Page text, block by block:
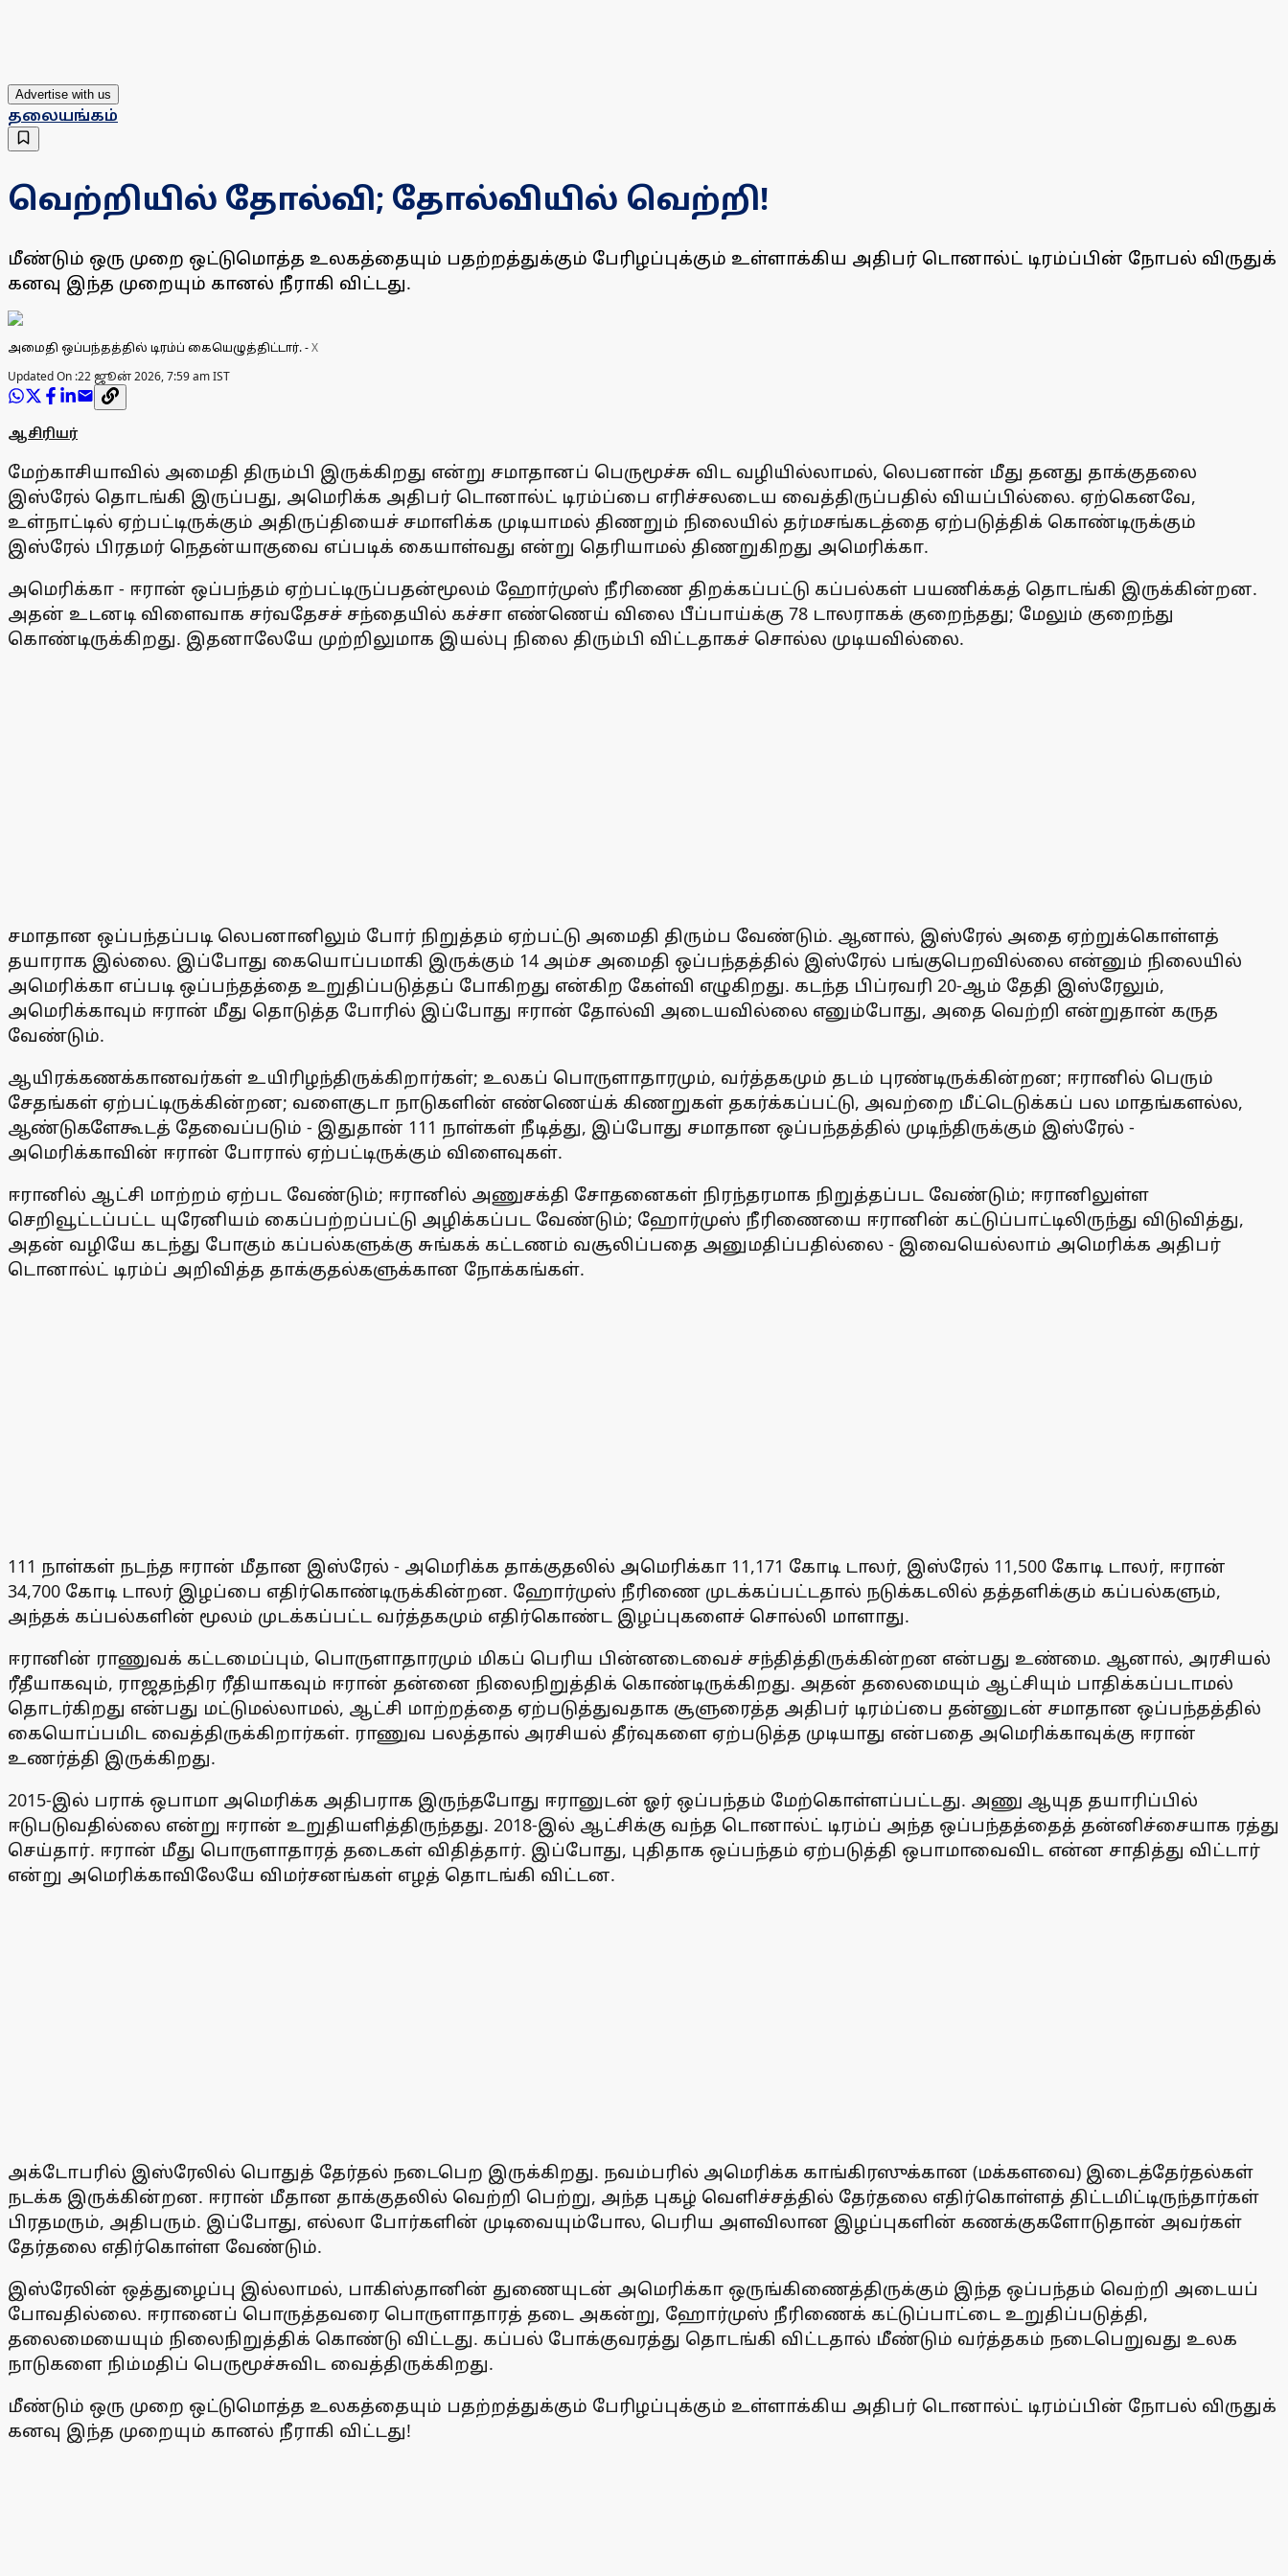
Advertise with us
தலையங்கம்
வெற்​றி​யி‌ல் தோ‌ல்வி; தோ‌ல்​வி​யி‌ல் வெ‌ற்​றி!​
மீண்டும் ஒரு முறை ஒட்டுமொத்த உலகத்தையும் பதற்றத்துக்கும் பேரிழப்புக்கும் உள்ளாக்கிய அதிபர் டொனால்ட் டிரம்ப்பின் நோபல் விருதுக்
கனவு இந்த முறையும் கானல் நீராகி விட்டது.
அமைதி ஒப்பந்தத்தில் டிரம்ப் கையெழுத்திட்டார்.-X
Updated On :22 ஜூன் 2026, 7:59 am IST
ஆசிரியர்
மேற்காசியாவில் அமைதி திரும்பி இருக்கிறது என்று சமாதானப் பெருமூச்சு விட வழியில்லாமல், லெபனான் மீது தனது தாக்குதலை
இஸ்ரேல் தொடங்கி இருப்பது, அமெரிக்க அதிபர் டொனால்ட் டிரம்ப்பை எரிச்சலடைய வைத்திருப்பதில் வியப்பில்லை. ஏற்கெனவே,
உள்நாட்டில் ஏற்பட்டிருக்கும் அதிருப்தியைச் சமாளிக்க முடியாமல் திணறும் நிலையில் தர்மசங்கடத்தை ஏற்படுத்திக் கொண்டிருக்கும்
இஸ்ரேல் பிரதமர் நெதன்யாகுவை எப்படிக் கையாள்வது என்று தெரியாமல் திணறுகிறது அமெரிக்கா.
அமெரிக்கா - ஈரான் ஒப்பந்தம் ஏற்பட்டிருப்பதன்மூலம் ஹோர்முஸ் நீரிணை திறக்கப்பட்டு கப்பல்கள் பயணிக்கத் தொடங்கி இருக்கின்றன.
அதன் உடனடி விளைவாக சர்வதேசச் சந்தையில் கச்சா எண்ணெய் விலை பீப்பாய்க்கு 78 டாலராகக் குறைந்தது; மேலும் குறைந்து
கொண்டிருக்கிறது. இதனாலேயே முற்றிலுமாக இயல்பு நிலை திரும்பி விட்டதாகச் சொல்ல முடியவில்லை.
சமாதான ஒப்பந்தப்படி லெபனானிலும் போர் நிறுத்தம் ஏற்பட்டு அமைதி திரும்ப வேண்டும். ஆனால், இஸ்ரேல் அதை ஏற்றுக்கொள்ளத்
தயாராக இல்லை. இப்போது கையொப்பமாகி இருக்கும் 14 அம்ச அமைதி ஒப்பந்தத்தில் இஸ்ரேல் பங்குபெறவில்லை என்னும் நிலையில்
அமெரிக்கா எப்படி ஒப்பந்தத்தை உறுதிப்படுத்தப் போகிறது என்கிற கேள்வி எழுகிறது. கடந்த பிப்ரவரி 20-ஆம் தேதி இஸ்ரேலும்,
அமெரிக்காவும் ஈரான் மீது தொடுத்த போரில் இப்போது ஈரான் தோல்வி அடையவில்லை எனும்போது, அதை வெற்றி என்றுதான் கருத
வேண்டும்.
ஆயிரக்கணக்கானவர்கள் உயிரிழந்திருக்கிறார்கள்; உலகப் பொருளாதாரமும், வர்த்தகமும் தடம் புரண்டிருக்கின்றன; ஈரானில் பெரும்
சேதங்கள் ஏற்பட்டிருக்கின்றன; வளைகுடா நாடுகளின் எண்ணெய்க் கிணறுகள் தகர்க்கப்பட்டு, அவற்றை மீட்டெடுக்கப் பல மாதங்களல்ல,
ஆண்டுகளேகூடத் தேவைப்படும் - இதுதான் 111 நாள்கள் நீடித்து, இப்போது சமாதான ஒப்பந்தத்தில் முடிந்திருக்கும் இஸ்ரேல் -
அமெரிக்காவின் ஈரான் போரால் ஏற்பட்டிருக்கும் விளைவுகள்.
ஈரானில் ஆட்சி மாற்றம் ஏற்பட வேண்டும்; ஈரானில் அணுசக்தி சோதனைகள் நிரந்தரமாக நிறுத்தப்பட வேண்டும்; ஈரானிலுள்ள
செறிவூட்டப்பட்ட யுரேனியம் கைப்பற்றப்பட்டு அழிக்கப்பட வேண்டும்; ஹோர்முஸ் நீரிணையை ஈரானின் கட்டுப்பாட்டிலிருந்து விடுவித்து,
அதன் வழியே கடந்து போகும் கப்பல்களுக்கு சுங்கக் கட்டணம் வசூலிப்பதை அனுமதிப்பதில்லை - இவையெல்லாம் அமெரிக்க அதிபர்
டொனால்ட் டிரம்ப் அறிவித்த தாக்குதல்களுக்கான நோக்கங்கள்.
111 நாள்கள் நடந்த ஈரான் மீதான இஸ்ரேல் - அமெரிக்க தாக்குதலில் அமெரிக்கா 11,171 கோடி டாலர், இஸ்ரேல் 11,500 கோடி டாலர், ஈரான்
34,700 கோடி டாலர் இழப்பை எதிர்கொண்டிருக்கின்றன. ஹோர்முஸ் நீரிணை முடக்கப்பட்டதால் நடுக்கடலில் தத்தளிக்கும் கப்பல்களும்,
அந்தக் கப்பல்களின் மூலம் முடக்கப்பட்ட வர்த்தகமும் எதிர்கொண்ட இழப்புகளைச் சொல்லி மாளாது.
ஈரானின் ராணுவக் கட்டமைப்பும், பொருளாதாரமும் மிகப் பெரிய பின்னடைவைச் சந்தித்திருக்கின்றன என்பது உண்மை. ஆனால், அரசியல்
ரீதீயாகவும், ராஜதந்திர ரீதியாகவும் ஈரான் தன்னை நிலைநிறுத்திக் கொண்டிருக்கிறது. அதன் தலைமையும் ஆட்சியும் பாதிக்கப்படாமல்
தொடர்கிறது என்பது மட்டுமல்லாமல், ஆட்சி மாற்றத்தை ஏற்படுத்துவதாக சூளுரைத்த அதிபர் டிரம்ப்பை தன்னுடன் சமாதான ஒப்பந்தத்தில்
கையொப்பமிட வைத்திருக்கிறார்கள். ராணுவ பலத்தால் அரசியல் தீர்வுகளை ஏற்படுத்த முடியாது என்பதை அமெரிக்காவுக்கு ஈரான்
உணர்த்தி இருக்கிறது.
2015-இல் பராக் ஒபாமா அமெரிக்க அதிபராக இருந்தபோது ஈரானுடன் ஓர் ஒப்பந்தம் மேற்கொள்ளப்பட்டது. அணு ஆயுத தயாரிப்பில்
ஈடுபடுவதில்லை என்று ஈரான் உறுதியளித்திருந்தது. 2018-இல் ஆட்சிக்கு வந்த டொனால்ட் டிரம்ப் அந்த ஒப்பந்தத்தைத் தன்னிச்சையாக ரத்து
செய்தார். ஈரான் மீது பொருளாதாரத் தடைகள் விதித்தார். இப்போது, புதிதாக ஒப்பந்தம் ஏற்படுத்தி ஒபாமாவைவிட என்ன சாதித்து விட்டார்
என்று அமெரிக்காவிலேயே விமர்சனங்கள் எழத் தொடங்கி விட்டன.
அக்டோபரில் இஸ்ரேலில் பொதுத் தேர்தல் நடைபெற இருக்கிறது. நவம்பரில் அமெரிக்க காங்கிரஸுக்கான (மக்களவை) இடைத்தேர்தல்கள்
நடக்க இருக்கின்றன. ஈரான் மீதான தாக்குதலில் வெற்றி பெற்று, அந்த புகழ் வெளிச்சத்தில் தேர்தலை எதிர்கொள்ளத் திட்டமிட்டிருந்தார்கள்
பிரதமரும், அதிபரும். இப்போது, எல்லா போர்களின் முடிவையும்போல, பெரிய அளவிலான இழப்புகளின் கணக்குகளோடுதான் அவர்கள்
தேர்தலை எதிர்கொள்ள வேண்டும்.
இஸ்ரேலின் ஒத்துழைப்பு இல்லாமல், பாகிஸ்தானின் துணையுடன் அமெரிக்கா ஒருங்கிணைத்திருக்கும் இந்த ஒப்பந்தம் வெற்றி அடையப்
போவதில்லை. ஈரானைப் பொருத்தவரை பொருளாதாரத் தடை அகன்று, ஹோர்முஸ் நீரிணைக் கட்டுப்பாட்டை உறுதிப்படுத்தி,
தலைமையையும் நிலைநிறுத்திக் கொண்டு விட்டது. கப்பல் போக்குவரத்து தொடங்கி விட்டதால் மீண்டும் வர்த்தகம் நடைபெறுவது உலக
நாடுகளை நிம்மதிப் பெருமூச்சுவிட வைத்திருக்கிறது.
மீண்டும் ஒரு முறை ஒட்டுமொத்த உலகத்தையும் பதற்றத்துக்கும் பேரிழப்புக்கும் உள்ளாக்கிய அதிபர் டொனால்ட் டிரம்ப்பின் நோபல் விருதுக்
கனவு இந்த முறையும் கானல் நீராகி விட்டது!